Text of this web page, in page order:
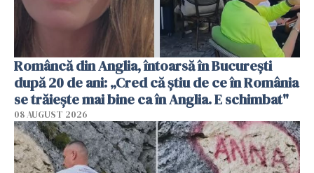
Româncă din Anglia, întoarsă în București
după 20 de ani: „Cred că știu de ce în România
se trăiește mai bine ca în Anglia. E schimbat"
08 AUGUST 2026